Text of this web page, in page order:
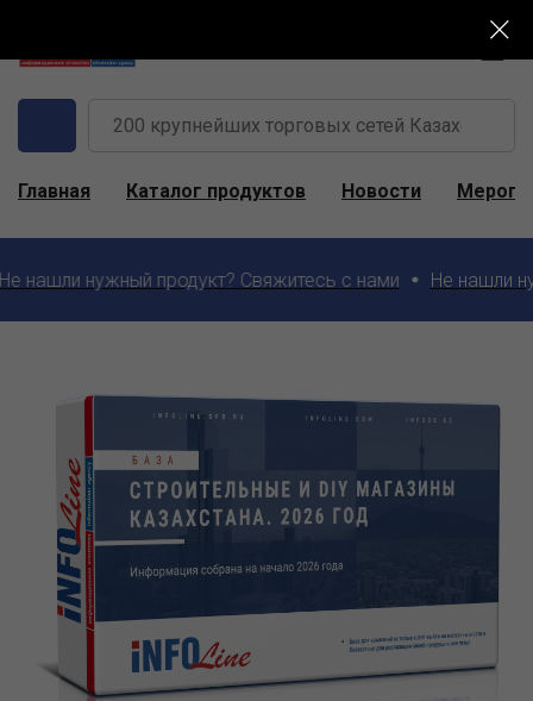
Главная Каталог продуктов Новости
нужный продукт? Свяжитесь с нами Не нашли